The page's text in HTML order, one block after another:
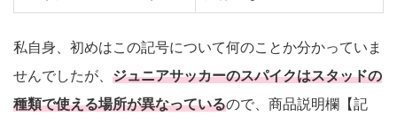
私自身、初めはこの記号について何のことか分かっていま
せんでしたが、 ジュニアサッカーのスパイクはスタッドの
種類で使える場所が異なっているので、商品説明欄【記